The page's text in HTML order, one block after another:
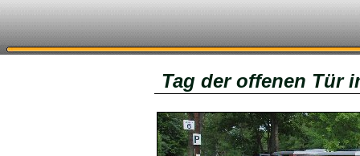
Tag der offenen Tür